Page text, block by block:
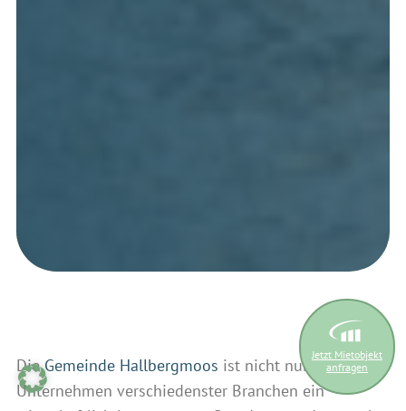
DieGemeinde Hallbergmoos ist nicht nur für
Unternehmen verschiedenster Branchen ein
Jetzt Mietobjekt
anfragen